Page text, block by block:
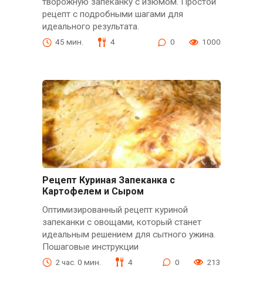
рецепт с подробными шагами для
идеального результата.
45 мин. 4 0 1000
Рецепт Куриная Запеканка с
Картофелем и Сыром
Оптимизированный рецепт куриной
запеканки с овощами, который станет
идеальным решением для сытного ужина.
Пошаговые инструкции
2 час. 0 мин. 4 0 213